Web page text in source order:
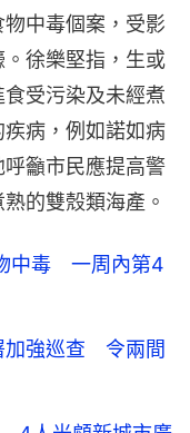
中毒個案，受影
徐樂堅指，生或
受污染及未經煮
病，例如諾如病
籲市民應提高警
的雙殼類海產。
中毒 一周內第4
加強巡查 令兩間